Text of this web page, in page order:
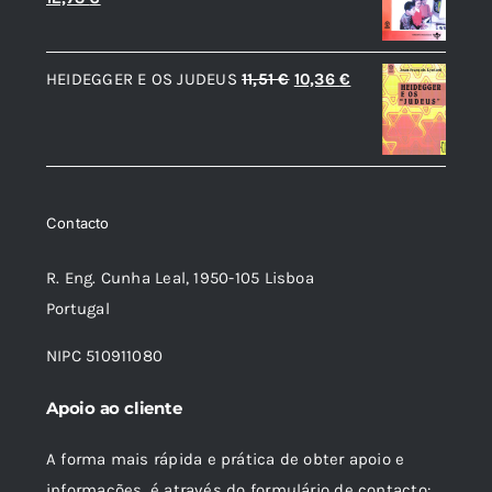
original
era:
atual
é:
HEIDEGGER E OS JUDEUS 11,51€ O
era:
10,36€
preço
atual
é:
Contacto
R. Eng. Cunha Leal, 1950-105 Lisboa
Portugal
NIPC 510911080
Apoio ao cliente
A forma mais rápida e prática de obter apoio e